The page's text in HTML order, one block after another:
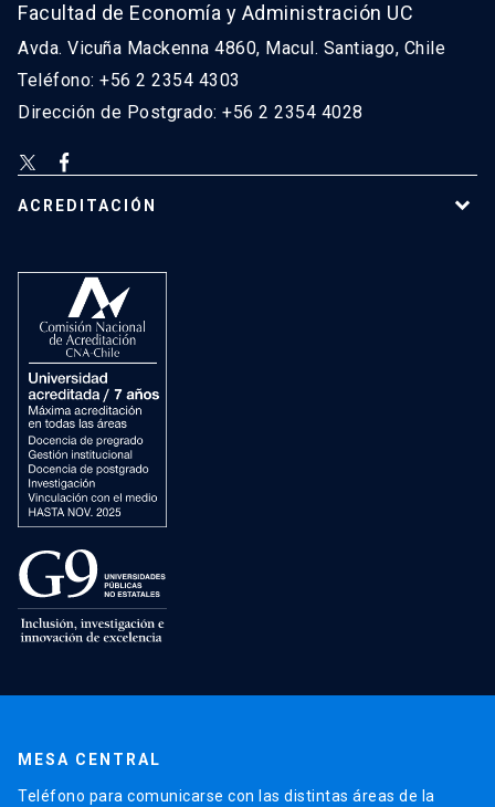
Facultad de Economía y Administración UC
Avda. Vicuña Mackenna 4860, Macul. Santiago, Chile
Teléfono: +56 2 2354 4303
Dirección de Postgrado: +56 2 2354 4028
ACREDITACIÓN
MESA CENTRAL
Teléfono para comunicarse con las distintas áreas de la